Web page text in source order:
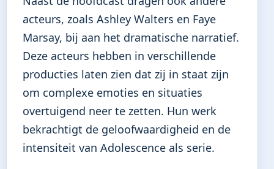
acteurs, zoals Ashley Walters en Faye
Marsay, bij aan het dramatische narratief.
Deze acteurs hebben in verschillende
producties laten zien dat zij in staat zijn
om complexe emoties en situaties
overtuigend neer te zetten. Hun werk
bekrachtigt de geloofwaardigheid en de
intensiteit van Adolescence als serie.